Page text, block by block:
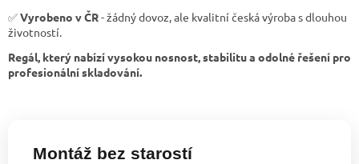
✅Vyrobeno v ČR- žádný dovoz, ale kvalitní česká výroba s dlouhou
životností.
Regál, který nabízí vysokou nosnost, stabilitu a odolné řešení pro
profesionální skladování.
Montáž bez starostí